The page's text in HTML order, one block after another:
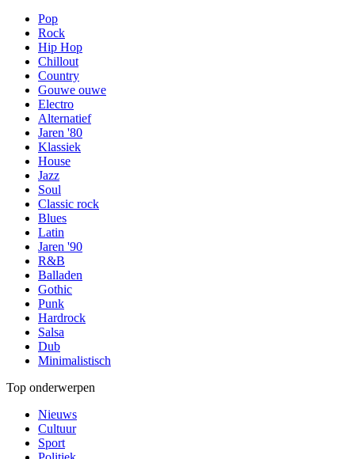
Pop
Rock
Hip Hop
Chillout
Country
Gouwe ouwe
Electro
Alternatief
Jaren '80
Klassiek
House
Jazz
Soul
Classic rock
Blues
Latin
Jaren '90
R&B
Balladen
Gothic
Punk
Hardrock
Salsa
Dub
Minimalistisch
Top onderwerpen
Nieuws
Cultuur
Sport